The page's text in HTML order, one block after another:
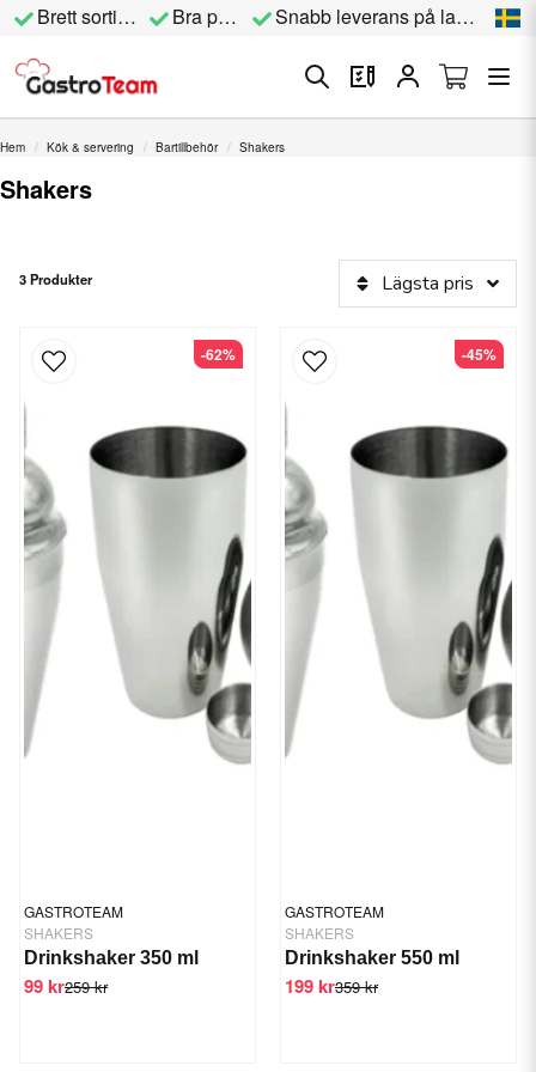
Brett sortiment Bra priser Snabb leverans på lagervara
Hem Kök & servering Bartillbehör Shakers
Shakers
3 Produkter Lägsta pris
GASTROTEAM
SHAKERS
Drinkshaker 350 ml
259 kr
99 kr
-62%
GASTROTEAM
SHAKERS
Drinkshaker 550 ml
359 kr
199 kr
-45%